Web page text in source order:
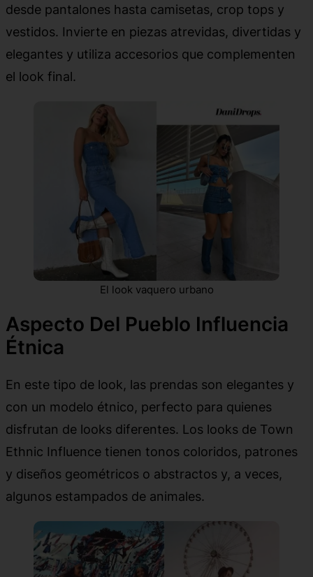
desde pantalones hasta camisetas, crop tops y
vestidos. Invierte en piezas atrevidas, divertidas y
elegantes y utiliza accesorios que complementen
el look final.
El look vaquero urbano
Aspecto Del Pueblo Influencia
Étnica
En este tipo de look, las prendas son elegantes y
con un modelo étnico, perfecto para quienes
disfrutan de looks diferentes. Los looks de Town
Ethnic Influence tienen tonos coloridos, patrones
y diseños geométricos o abstractos y, a veces,
algunos estampados de animales.